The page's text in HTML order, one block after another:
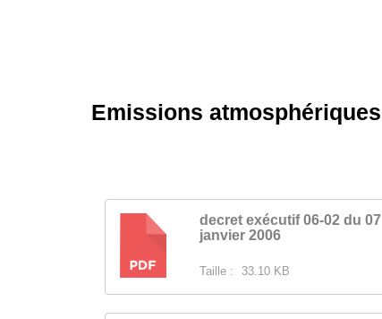
Emissions atmosphériques
decret exécutif 06-02 du 07
janvier 2006
Taille : 33.10 KB